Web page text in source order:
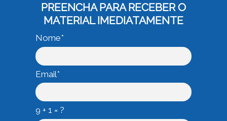
PREENCHA PARA RECEBER O
MATERIAL IMEDIATAMENTE
Nome*
Email*
9 + 1 = ?